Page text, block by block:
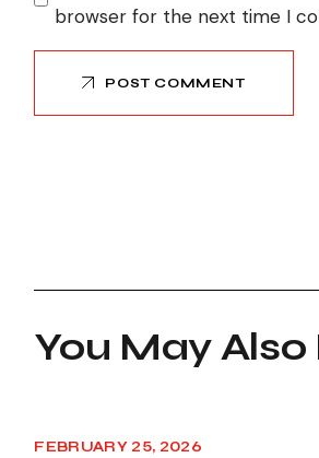
browser for the next time I
POST COMMENT
You May Also
FEBRUARY 25, 2026